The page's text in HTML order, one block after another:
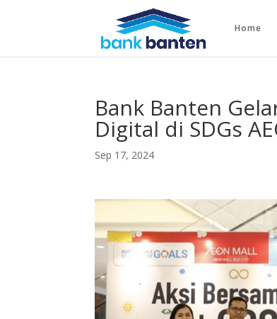
Home
Bank Banten
Digital di SDGs
Sep 17, 2024